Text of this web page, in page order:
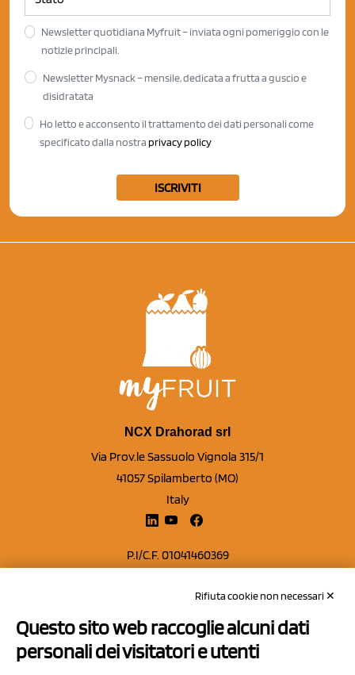
Newsletter quotidiana Myfruit – inviata ogni pomeriggio con le
notizie principali.
Newsletter Mysnack – mensile, dedicata a frutta a guscio e
disidratata
Ho letto e acconsento il trattamento dei dati personali come
specificato dalla nostra privacy policy
ISCRIVITI
NCX Drahorad srl
Via Prov.le Sassuolo Vignola 315/1
41057 Spilamberto (MO)
Italy
P.I/C.F. 01041460369
Capitale sociale Euro 50.000,00 i.v.
Contatti
Rifiuta cookie non necessari ✕
Questo sito web raccoglie alcuni dati
personali dei visitatori e utenti